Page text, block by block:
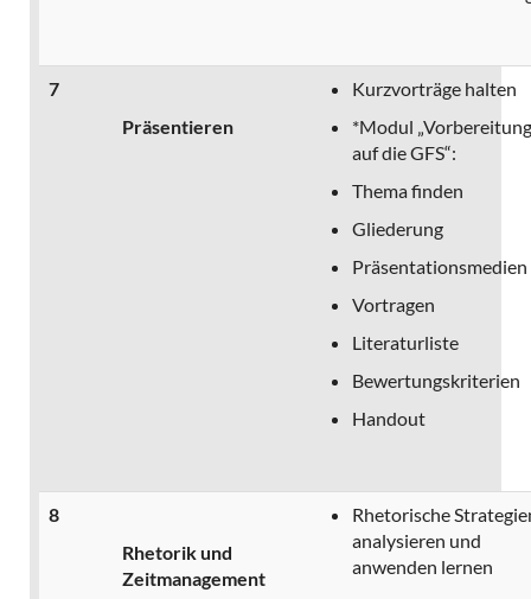
7
Präsentieren
Kurzvorträge halten
*Modul „Vorbereitung
auf die GFS“:
Thema finden
Gliederung
Präsentationsmedien
Vortragen
Literaturliste
Bewertungskriterien
Handout
8
Rhetorik und
Zeitmanagement
Rhetorische
analysieren und
anwenden lernen